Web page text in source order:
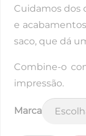
Cuidamos dos
e
saco, que dá
Combine-o
impressão.
Marca